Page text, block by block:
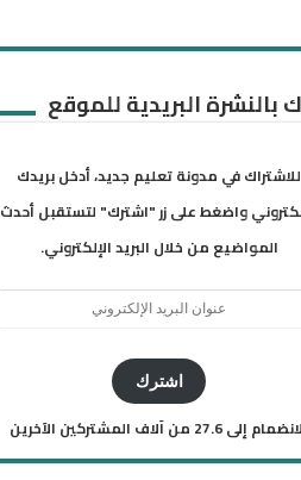
بالنشرة البريدية للموقع
للاشتراك في مدونة تعليم جديد، أدخل بريدك
واضغط على زر "اشترك" لتستقبل أحدث
المواضيع من خلال البريد الإلكتروني.
اشترك
إلى 27.6 من آلاف المشتركين الآخرين